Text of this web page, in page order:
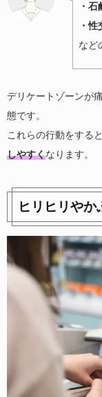
・
・性
など
デリケートゾーンが
態です。
これらの行動をする
しやすくなります。
ヒリヒリやか